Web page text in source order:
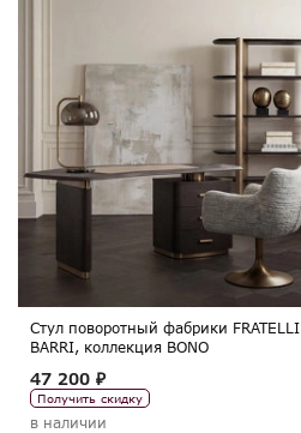
Стул поворотный фабрики FRATELLI
BARRI, коллекция BONO
47 200 ₽
Получить скидку
в наличии